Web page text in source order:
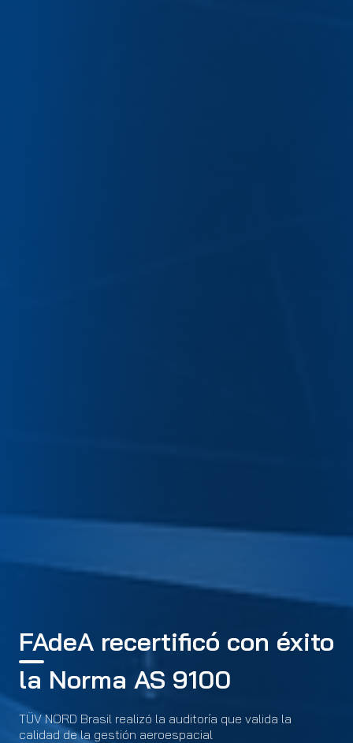
FAdeA recertificó con éxito
la Norma AS 9100
TÜV NORD Brasil realizó la auditoría que valida la
calidad de la gestión aeroespacial